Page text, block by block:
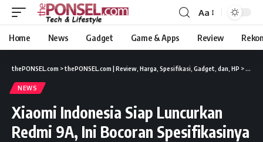
Aa
Home News Gadget Game & Apps Review
thePONSEL.com >thePONSEL.com | Review, Harga, Spesifikasi, Gadget, dan, HP > News
NEWS
Xiaomi Indonesia Siap Luncurkan
Redmi 9A, Ini Bocoran Spesifikasinya